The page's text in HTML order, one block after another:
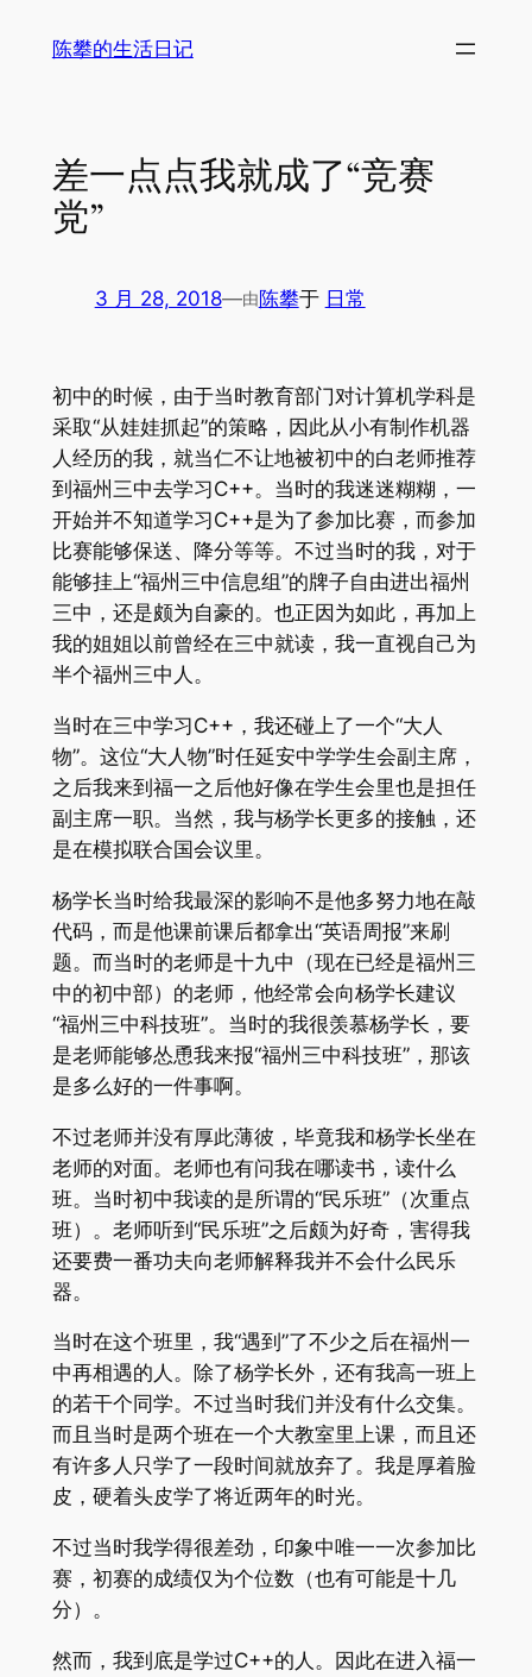
陈攀的生活日记
差一点点我就成了“竞赛
党”
3 月 28, 2018—由陈攀于 日常
初中的时候，由于当时教育部门对计算机学科是
采取“从娃娃抓起”的策略，因此从小有制作机器
人经历的我，就当仁不让地被初中的白老师推荐
到福州三中去学习C++。当时的我迷迷糊糊，一
开始并不知道学习C++是为了参加比赛，而参加
比赛能够保送、降分等等。不过当时的我，对于
能够挂上“福州三中信息组”的牌子自由进出福州
三中，还是颇为自豪的。也正因为如此，再加上
我的姐姐以前曾经在三中就读，我一直视自己为
半个福州三中人。
当时在三中学习C++，我还碰上了一个“大人
物”。这位“大人物”时任延安中学学生会副主席，
之后我来到福一之后他好像在学生会里也是担任
副主席一职。当然，我与杨学长更多的接触，还
是在模拟联合国会议里。
杨学长当时给我最深的影响不是他多努力地在敲
代码，而是他课前课后都拿出“英语周报”来刷
题。而当时的老师是十九中（现在已经是福州三
中的初中部）的老师，他经常会向杨学长建议
“福州三中科技班”。当时的我很羡慕杨学长，要
是老师能够怂恿我来报“福州三中科技班”，那该
是多么好的一件事啊。
不过老师并没有厚此薄彼，毕竟我和杨学长坐在
老师的对面。老师也有问我在哪读书，读什么
班。当时初中我读的是所谓的“民乐班”（次重点
班）。老师听到“民乐班”之后颇为好奇，害得我
还要费一番功夫向老师解释我并不会什么民乐
器。
当时在这个班里，我“遇到”了不少之后在福州一
中再相遇的人。除了杨学长外，还有我高一班上
的若干个同学。不过当时我们并没有什么交集。
而且当时是两个班在一个大教室里上课，而且还
有许多人只学了一段时间就放弃了。我是厚着脸
皮，硬着头皮学了将近两年的时光。
不过当时我学得很差劲，印象中唯一一次参加比
赛，初赛的成绩仅为个位数（也有可能是十几
分）。
然而，我到底是学过C++的人。因此在进入福一